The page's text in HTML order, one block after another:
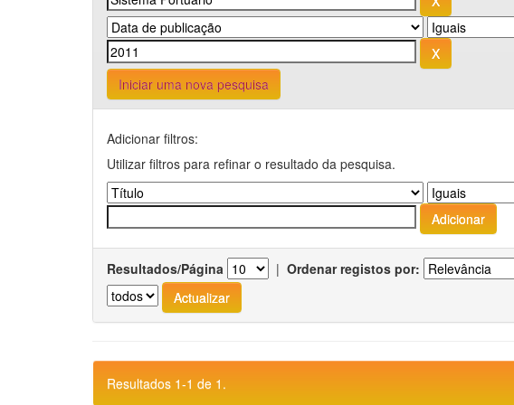
Iniciar uma nova pesquisa
Adicionar filtros:
Utilizar filtros para refinar o resultado da pesquisa.
Resultados/Página | Ordenar registos por:
Resultados 1-1 de 1.